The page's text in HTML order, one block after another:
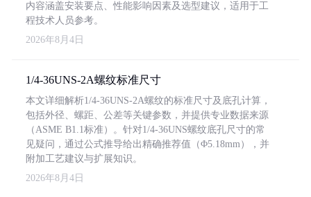
内容涵盖安装要点、性能影响因素及选型建议，适用于工
程技术人员参考。
2026年8月4日
1/4-36UNS-2A螺纹标准尺寸
本文详细解析1/4-36UNS-2A螺纹的标准尺寸及底孔计算，
包括外径、螺距、公差等关键参数，并提供专业数据来源
（ASME B1.1标准）。针对1/4-36UNS螺纹底孔尺寸的常
见疑问，通过公式推导给出精确推荐值（Φ5.18mm），并
附加工艺建议与扩展知识。
2026年8月4日